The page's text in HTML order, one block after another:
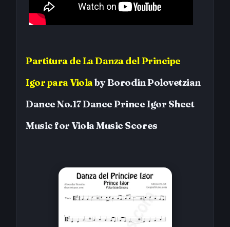
PartituradeLa Danza del Principe
Igorpara ViolabyBorodinPolovetzian
Dance No.17 Dance Prince Igor Sheet
Music for ViolaMusic Scores